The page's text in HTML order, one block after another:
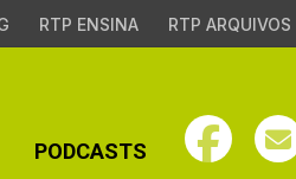
RTP ENSINA RTP ARQUIVOS
PODCASTS